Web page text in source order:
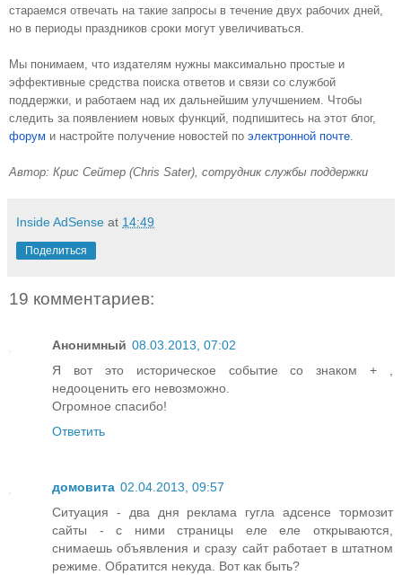
стараемся отвечать на такие запросы в течение двух рабочих дней,
но в периоды праздников сроки могут увеличиваться.
Мы понимаем, что издателям нужны максимально простые и
эффективные средства поиска ответов и связи со службой
поддержки, и работаем над их дальнейшим улучшением. Чтобы
форум и настройте получение новостей по электронной почте
Автор: Крис Сейтер (Chris Sater), сотрудник службы поддержки
Inside AdSense at 14:49
Поделиться
19 комментариев:
Анонимный 08.03.2013, 07:02
Я вот это историческое событие со знаком + ,
недооценить его невозможно.
Огромное спасибо!
Ответить
домовита 02.04.2013, 09:57
Ситуация - два дня реклама гугла адсенсе тормозит
сайты - с ними страницы еле еле открываются,
снимаешь объявления и сразу сайт работает в штатном
режиме. Обратится некуда. Вот как быть?